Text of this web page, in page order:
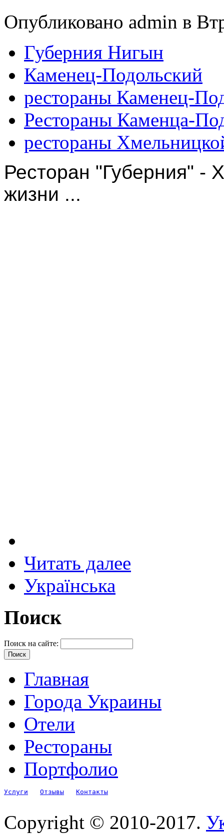
Опубликовано admin в
Губерния Нигын
Каменец-Подольский
рестораны Каменец-
Рестораны Каменца-
рестораны
Ресторан "Губерния" -
жизни ...
Читать далее
Українська
Поиск
Поиск на сайте:
Главная
Города Украины
Отели
Рестораны
Портфолио
Услуги Отзывы Контакты
Copyright © 2010-2017.